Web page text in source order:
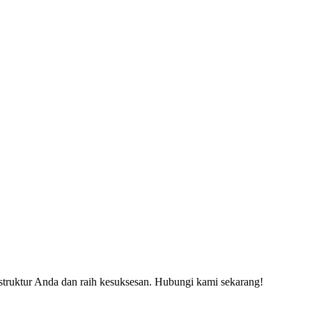
Anda dan raih kesuksesan. Hubungi kami sekarang!